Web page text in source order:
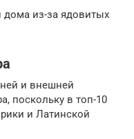
из-за ядовитых
и внешней
поскольку в топ-10
и Латинской